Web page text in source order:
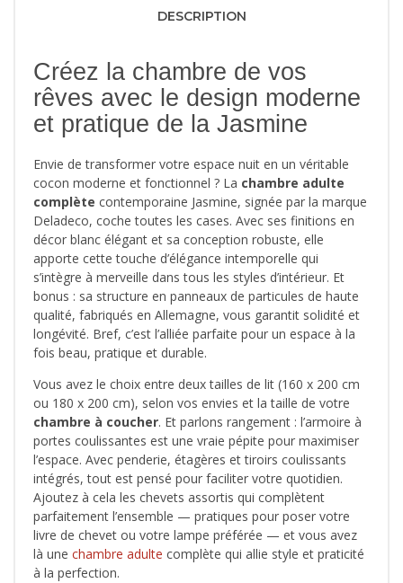
DESCRIPTION
Créez la chambre de vos
rêves avec le design moderne
et pratique de la Jasmine
Envie de transformer votre espace nuit en un véritable
cocon moderne et fonctionnel ? La chambre adulte
complète contemporaine Jasmine, signée par la marque
Deladeco, coche toutes les cases. Avec ses finitions en
décor blanc élégant et sa conception robuste, elle
apporte cette touche d’élégance intemporelle qui
s’intègre à merveille dans tous les styles d’intérieur. Et
bonus : sa structure en panneaux de particules de haute
qualité, fabriqués en Allemagne, vous garantit solidité et
longévité. Bref, c’est l’alliée parfaite pour un espace à la
fois beau, pratique et durable.
Vous avez le choix entre deux tailles de lit (160 x 200 cm
ou 180 x 200 cm), selon vos envies et la taille de votre
chambre à coucher. Et parlons rangement : l’armoire à
portes coulissantes est une vraie pépite pour maximiser
l’espace. Avec penderie, étagères et tiroirs coulissants
intégrés, tout est pensé pour faciliter votre quotidien.
Ajoutez à cela les chevets assortis qui complètent
parfaitement l’ensemble — pratiques pour poser votre
livre de chevet ou votre lampe préférée — et vous avez
là une chambre adulte complète qui allie style et praticité
à la perfection.